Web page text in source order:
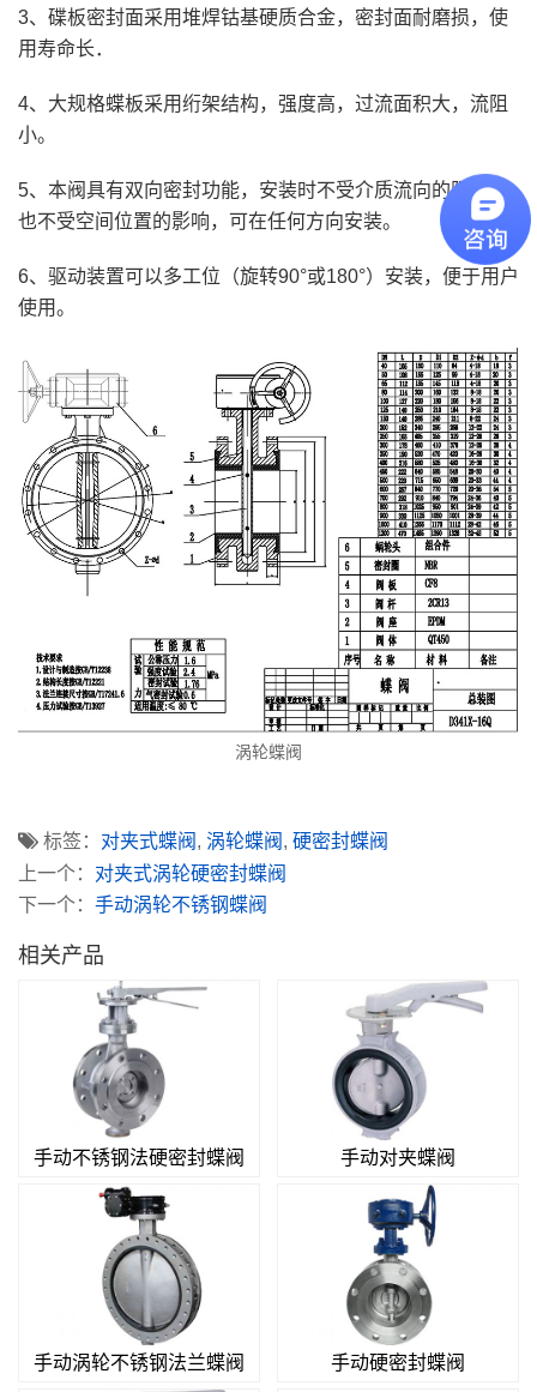
3、碟板密封面采用堆焊钴基硬质合金，密封面耐磨损，使
用寿命长．
4、大规格蝶板采用绗架结构，强度高，过流面积大，流阻
小。
5、本阀具有双向密封功能，安装时不受介质流向的限制，
也不受空间位置的影响，可在任何方向安装。
6、驱动装置可以多工位（旋转90°或180°）安装，便于用户
使用。
涡轮蝶阀
标签： 对夹式蝶阀 , 涡轮蝶阀 , 硬密封蝶阀
上一个： 对夹式涡轮硬密封蝶阀
下一个： 手动涡轮不锈钢蝶阀
相关产品
手动不锈钢法硬密封蝶阀 手动对夹蝶阀
手动涡轮不锈钢法兰蝶阀 手动硬密封蝶阀